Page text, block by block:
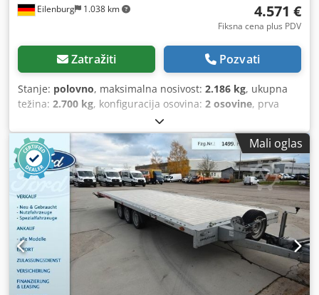
Eilenburg 1.038 km 4.571 €
Fiksna cena plus PDV
Zatražiti Pozvati
Stanje: polovno, maksimalna nosivost: 2.186 kg, ukupna
težina: 2.700 kg, konfiguracija osovina: 2 osovine, prva
, dužina tovarnog prostora:
širina utovarnog prostora:1.400 mm, visina tovarnog
prostora:200 mm, ukupna širina:2.035 mm, ukupna
visina:2.130 mm, A45 GW26G000189, Transporter za
građevinske mašine proizvođača STEMA, tip BMAT .2,
Ukupna masa: 2.700 kg, sa čeličnim rampama za utovar, sa
inercionom kočnicom, 100 km/h, 3,01 m x 1,40 m Ugrađeni
amortizeri za 100 km/h * Tandem niskopodni prikolica po
izboru sa STEMA V vučnom oje ili centralnom cevi Crjdpfx
Ajyqdqmsnmof * Šasija od masivnog čeličnog lima,
zavarena i toplo pocinkovana potapanjem * Prednji i bočni
zidovi od 3 mm zavarene crne čelične ploče * Zavarene
Mali oglas